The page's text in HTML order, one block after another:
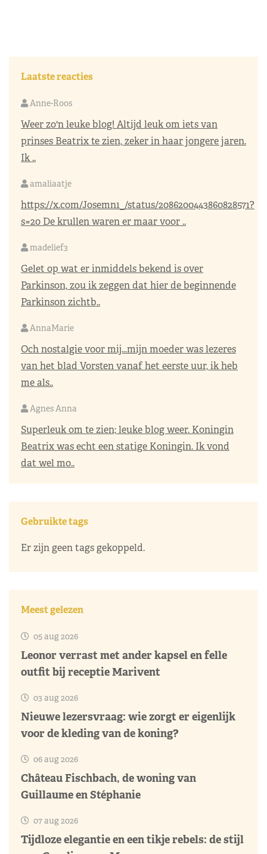
Laatste reacties
Anne-Roos
Weer zo'n leuke blog! Altijd leuk om iets van
prinses Beatrix te zien, zeker in haar jongere jaren.
Ik ..
amaliaatje
https://x.com/Josemn1_/status/2086200443860828571?
s=20 De krullen waren er maar voor ..
madelief3
Gelet op wat er inmiddels bekend is over
Parkinson, zou ik zeggen dat hier de beginnende
Parkinson zichtb..
AnnaMarie
Och nostalgie voor mij…mijn moeder was lezeres
van het blad Vorsten vanaf het eerste uur, ik heb
me als..
Agnes Anna
Superleuk om te zien; leuke blog weer. Koningin
Beatrix was echt een statige Koningin. Ik vond
dat wel mo..
Gebruikte tags
Er zijn geen tags gekoppeld.
Meest gelezen
05 aug 2026
Leonor verrast met ander kapsel en felle
outfit bij receptie Marivent
03 aug 2026
Nieuwe lezersvraag: wie zorgt er eigenlijk
voor de kleding van de koning?
06 aug 2026
Château Fischbach, de woning van
Guillaume en Stéphanie
07 aug 2026
Tijdloze elegantie en een tikje rebels: de stijl